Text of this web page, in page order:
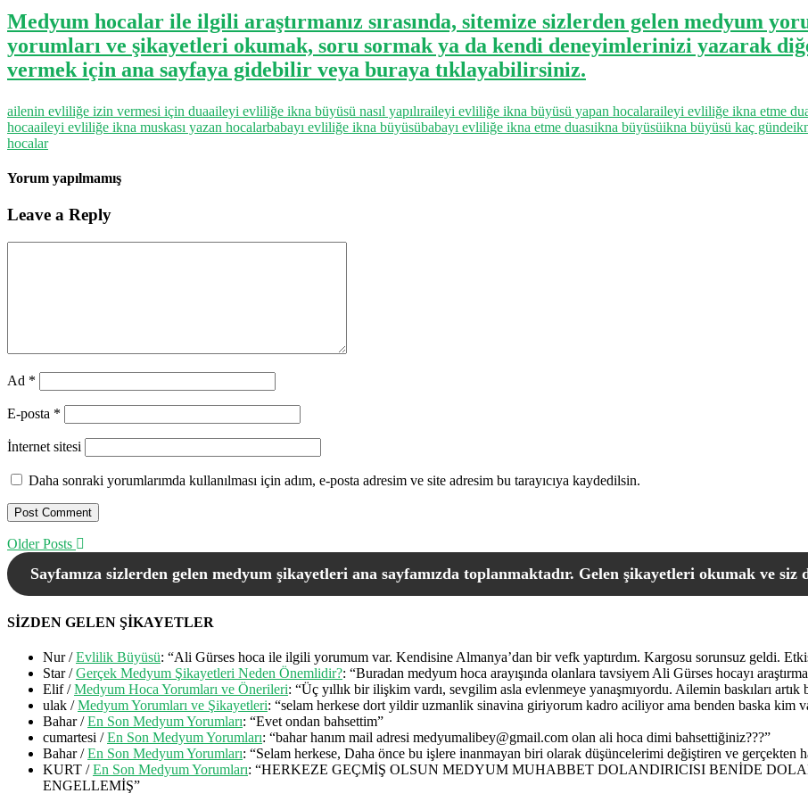
Medyum hocalar ile ilgili araştırmanız sırasında, sitemize sizlerden gelen medyum
yorumları ve şikayetleri okumak, soru sormak ya da kendi deneyimlerinizi yazarak
vermek için ana sayfaya gidebilir veya buraya tıklayabilirsiniz.
ailenin evliliğe izin vermesi için duaaileyi evliliğe ikna büyüsü nasıl yapılıraileyi evliliğe ikna büyüsü yapan hocalaraileyi evliliğe ikna etme
hocaaileyi evliliğe ikna muskası yazan hocalarbabayı evliliğe ikna büyüsübabayı evliliğe ikna etme duasıikna büyüsüikna büyüsü kaç günde
hocalar
Yorum yapılmamış
Leave a Reply
Ad *
E-posta *
İnternet sitesi
Daha sonraki yorumlarımda kullanılması için adım, e-posta adresim ve site adresim bu tarayıcıya kaydedilsin.
Older Posts
Sayfamıza sizlerden gelen medyum şikayetleri ana sayfamızda toplanmaktadır. Gelen şikayetleri okumak ve siz
SİZDEN GELEN ŞİKAYETLER
Nur/Evlilik Büyüsü: “Ali Gürses hoca ile ilgili yorumum var. Kendisine Almanya’dan bir vefk yaptırdım. Kargosu sorunsuz geldi.
Star/Gerçek Medyum Şikayetleri Neden Önemlidir?: “Buradan medyum hoca arayışında olanlara tavsiyem Ali Gürses hocayı
Elif/Medyum Hoca Yorumları ve Önerileri: “Üç yıllık bir ilişkim vardı, sevgilim asla evlenmeye yanaşmıyordu. Ailemin baskıları
ulak /Medyum Yorumları ve Şikayetleri: “selam herkese dort yildir uzmanlik sinavina giriyorum kadro aciliyor ama benden baska kim
Bahar/En Son Medyum Yorumları: “Evet ondan bahsettim”
cumartesi /En Son Medyum Yorumları: “bahar hanım mail adresi medyumalibey@gmail.com olan ali hoca dimi bahsettiğiniz???”
Bahar/En Son Medyum Yorumları: “Selam herkese, Daha önce bu işlere inanmayan biri olarak düşüncelerimi değiştiren ve
KURT /En Son Medyum Yorumları: “HERKEZE GEÇMİŞ OLSUN MEDYUM MUHABBET DOLANDIRICISI BENİDE
ENGELLEMİŞ”